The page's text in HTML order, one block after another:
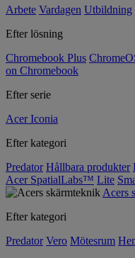
Arbete Vardagen Utbildning
Efter lösning
Chromebook Plus
on Chromebook
Efter serie
Acer Iconia
Efter kategori
Predator Hållbara produkter
Acer SpatialLabs™ Lite
Acers
Efter kategori
Predator Vero Mötesrum